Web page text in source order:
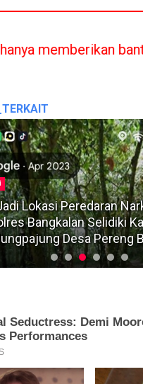
Hukum
Lokasi Peredaran
Bangkalan Selidiki
Desa Pereng